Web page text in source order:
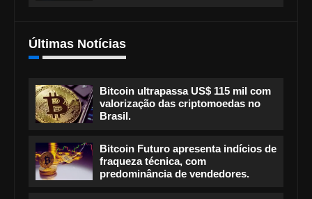
Últimas Notícias
Bitcoin ultrapassa US$ 115 mil com
valorização das criptomoedas no
Brasil.
Bitcoin Futuro apresenta indícios de
fraqueza técnica, com
predominância de vendedores.